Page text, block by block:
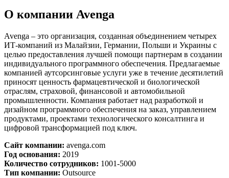
О компании Avenga
Avenga – это организация, созданная объединением четырех
ИТ-компаний из Малайзии, Германии, Польши и Украины с
целью предоставления лучшей помощи партнерам в создании
индивидуального программного обеспечения. Предлагаемые
компанией аутсорсинговые услуги уже в течение десятилетий
приносят ценность фармацевтической и биологической
отраслям, страховой, финансовой и автомобильной
промышленности. Компания работает над разработкой и
дизайном программного обеспечения на заказ, управлением
продуктами, проектами технологического консалтинга и
цифровой трансформацией под ключ.
Сайт компании: avenga.com
Год основания: 2019
Количество сотрудников: 1001-5000
Тип компании: Outsource